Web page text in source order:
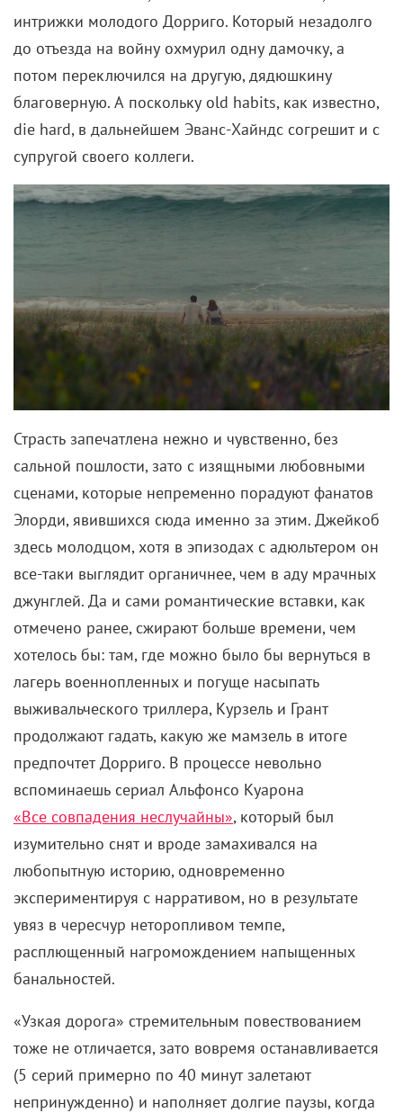
интрижки молодого Дорриго. Который незадолго
до отъезда на войну охмурил одну дамочку, а
потом переключился на другую, дядюшкину
благоверную. А поскольку old habits, как известно,
die hard, в дальнейшем Эванс-Хайндс согрешит и с
супругой своего коллеги.
Страсть запечатлена нежно и чувственно, без
сальной пошлости, зато с изящными любовными
сценами, которые непременно порадуют фанатов
Элорди, явившихся сюда именно за этим. Джейкоб
здесь молодцом, хотя в эпизодах с адюльтером он
все-таки выглядит органичнее, чем в аду мрачных
джунглей. Да и сами романтические вставки, как
отмечено ранее, сжирают больше времени, чем
хотелось бы: там, где можно было бы вернуться в
лагерь военнопленных и погуще насыпать
выживальческого триллера, Курзель и Грант
продолжают гадать, какую же мамзель в итоге
предпочтет Дорриго. В процессе невольно
вспоминаешь сериал Альфонсо Куарона
«Все совпадения неслучайны», который был
изумительно снят и вроде замахивался на
любопытную историю, одновременно
экспериментируя с нарративом, но в результате
увяз в чересчур неторопливом темпе,
расплющенный нагромождением напыщенных
банальностей.
«Узкая дорога» стремительным повествованием
тоже не отличается, зато вовремя останавливается
(5 серий примерно по 40 минут залетают
непринужденно) и наполняет долгие паузы, когда